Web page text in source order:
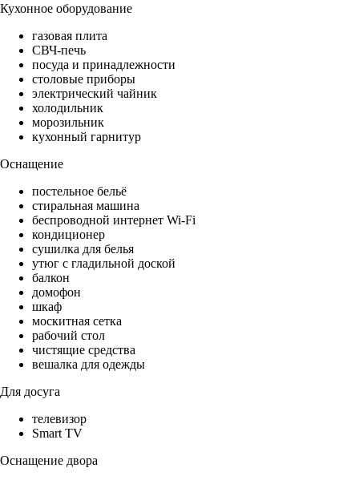
Кухонное оборудование
газовая плита
СВЧ-печь
посуда и принадлежности
столовые приборы
электрический чайник
холодильник
морозильник
кухонный гарнитур
Оснащение
постельное бельё
стиральная машина
беспроводной интернет Wi-Fi
кондиционер
сушилка для белья
утюг с гладильной доской
балкон
домофон
шкаф
москитная сетка
рабочий стол
чистящие средства
вешалка для одежды
Для досуга
телевизор
Smart TV
Оснащение двора